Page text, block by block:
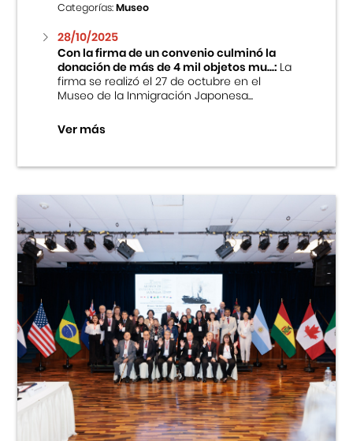
Categorías:Museo
28/10/2025
Con la firma de un convenio culminó la
donación de más de 4 mil objetos mu...:La
firma se realizó el 27 de octubre en el
Museo de la Inmigración Japonesa...
Ver más